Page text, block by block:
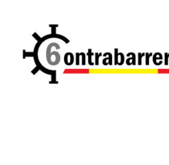
contenido